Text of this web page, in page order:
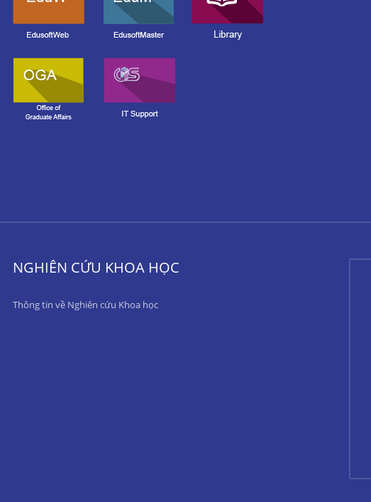
NGHIÊN CỨU KHOA HỌC
Thông tin về Nghiên cứu Khoa học